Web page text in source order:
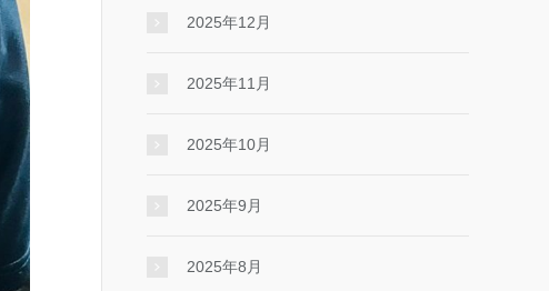
2025年12月
2025年11月
2025年10月
2025年9月
2025年8月